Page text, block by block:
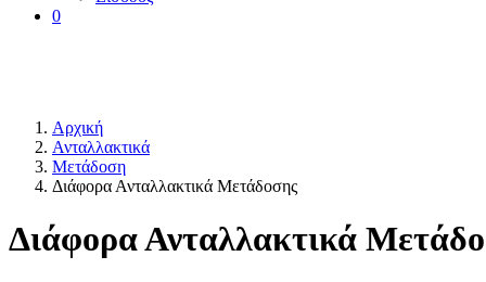
0
Αρχική
Ανταλλακτικά
Μετάδοση
Διάφορα Ανταλλακτικά Μετάδοσης
Διάφορα Ανταλλακτικά